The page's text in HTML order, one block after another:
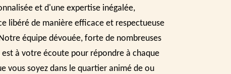
et d'une expertise inégalée,
libéré de manière efficace et respectueuse
équipe dévouée, forte de nombreuses
à votre écoute pour répondre à chaque
vous soyez dans le quartier animé de ou